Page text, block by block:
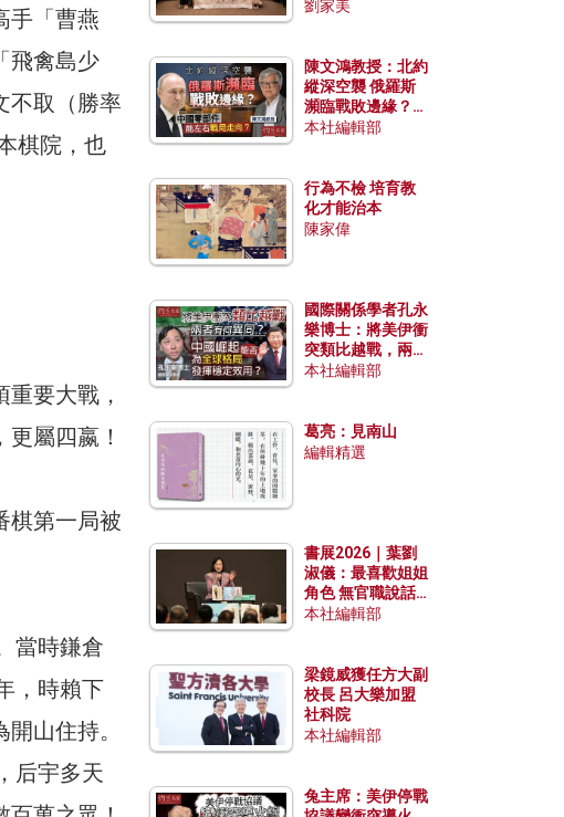
手「曹燕
飛禽島少
不取（勝率
棋院，也
要大戰，
屬四嬴！
棋第一局被
當時鎌倉
，時賴下
山住持。
后宇多天
劉家美
陳文鴻教授：北約
縱深空襲 俄羅斯
瀕臨戰敗邊緣？中
國零部件能左右戰
本社編輯部
行為不檢 培育教
化才能治本
陳家偉
國際關係學者孔永
樂博士：將美伊衝
突類比越戰，兩者
有何異同？中國崛
本社編輯部
葛亮：見南山
編輯精選
書展2026｜葉劉
淑儀：最喜歡姐姐
角色 無官職說話
包袱少
本社編輯部
梁鏡威獲任方大副
校長 呂大樂加盟
社科院
本社編輯部
兔主席：美伊停戰